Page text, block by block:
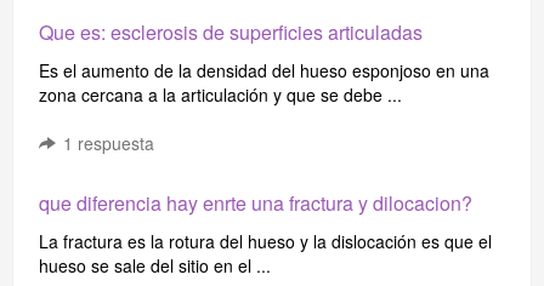
Que es: esclerosis de superficies articuladas
Es el aumento de la densidad del hueso esponjoso en una
zona cercana a la articulación y que se debe ...
1 respuesta
que diferencia hay enrte una fractura y dilocacion?
La fractura es la rotura del hueso y la dislocación es que el
hueso se sale del sitio en el ...